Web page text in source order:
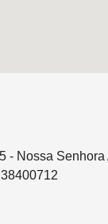
- Nossa Senhora